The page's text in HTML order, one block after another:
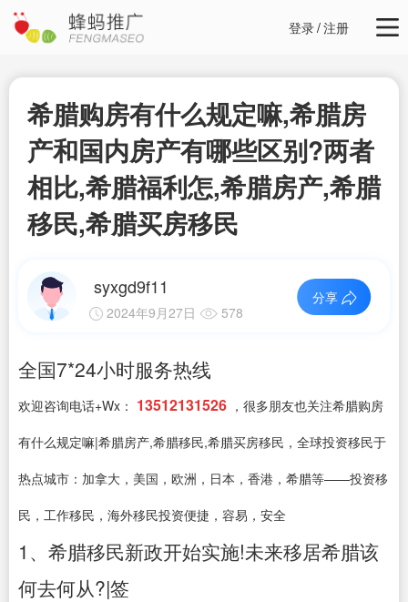
登录/注册
希腊购房有什么规定嘛,希腊房
产和国内房产有哪些区别?两者
相比,希腊福利怎,希腊房产,希腊
移民,希腊买房移民
syxgd9f11
2024年9月27日 578
分享
全国7*24小时服务热线
欢迎咨询电话+Wx： 13512131526 ，很多朋友也关注希腊购房
有什么规定嘛|希腊房产,希腊移民,希腊买房移民，全球投资移民于
热点城市：加拿大，美国，欧洲，日本，香港，希腊等——投资移
民，工作移民，海外移民投资便捷，容易，安全
1、希腊移民新政开始实施!未来移居希腊该
何去何从?|签